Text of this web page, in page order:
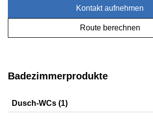
Kontakt aufnehmen
Route berechnen
Badezimmerprodukte
Dusch-WCs (1)